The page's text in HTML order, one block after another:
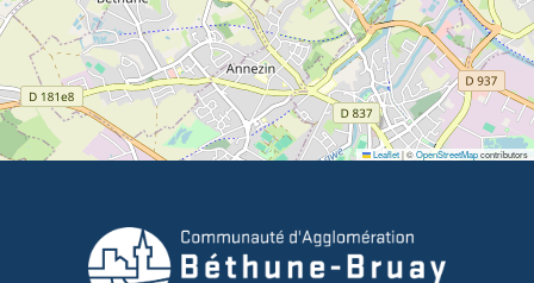
Leaflet|©OpenStreetMapcontributors